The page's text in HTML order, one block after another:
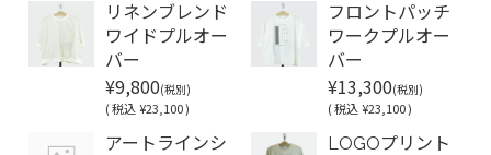
リネンブレンド
ワイドプルオー
バー
¥9,800(税別)
(税込¥23,100 )
フロントパッチ
ワークプルオー
バー
¥13,300(税別)
(税込 ¥23,100 )
アートラインシ
LOGOプリント